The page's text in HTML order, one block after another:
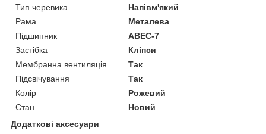
Тип черевика
Напівм'який
Рама
Металева
Підшипник
ABEC-7
Застібка
Кліпси
Мембранна вентиляція
Так
Підсвічування
Так
Колір
Рожевий
Стан
Новий
Додаткові аксесуари